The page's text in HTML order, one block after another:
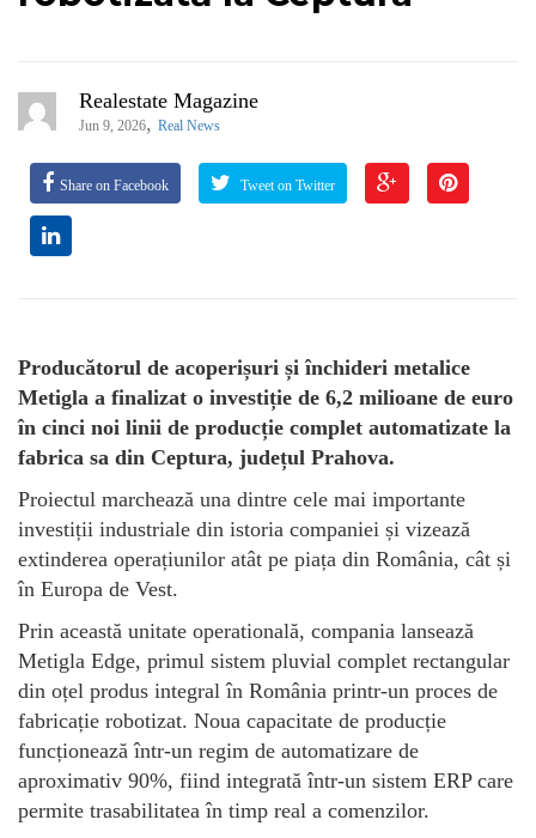
Realestate Magazine
Jun 9, 2026, Real News
Share on Facebook Tweet on Twitter
Producătorul de acoperișuri și închideri metalice
Metigla a finalizat o investiție de 6,2 milioane de euro
în cinci noi linii de producție complet automatizate la
fabrica sa din Ceptura, județul Prahova.
Proiectul marchează una dintre cele mai importante
investiții industriale din istoria companiei și vizează
extinderea operațiunilor atât pe piața din România, cât și
în Europa de Vest.
Prin această unitate operatională, compania lansează
Metigla Edge, primul sistem pluvial complet rectangular
din oțel produs integral în România printr-un proces de
fabricație robotizat. Noua capacitate de producție
funcționează într-un regim de automatizare de
aproximativ 90%, fiind integrată într-un sistem ERP care
permite trasabilitatea în timp real a comenzilor.